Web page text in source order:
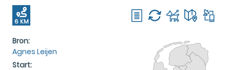
6 KM
Bron:
Agnes Leijen
Start: